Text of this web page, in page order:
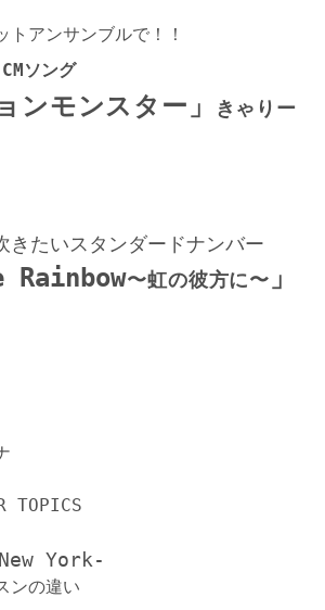
トアンサンブルで！！
ソング
ンモンスター」
きゃりー
きたいスタンダードナンバー
Rainbow〜虹の彼方に〜 」
TOPICS
York-
ンの違い